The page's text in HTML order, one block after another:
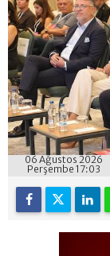
06 Ağustos 2026
Perşembe 17:03